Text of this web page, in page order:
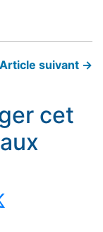
Article suivant →
cet